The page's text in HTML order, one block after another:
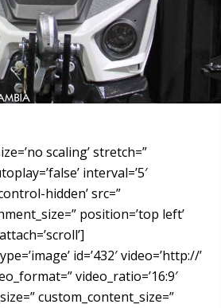
scaling’ stretch=”
interval=’5′
hidden’ src=”
position=’top left’
id=’432′ video=’http://’
video_ratio=’16:9′
custom_content_size=”